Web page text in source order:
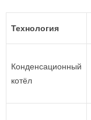
Технология
Конденсационный
котёл